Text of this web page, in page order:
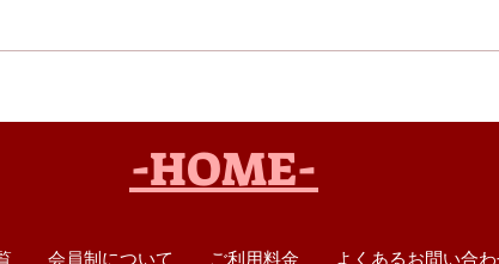
しました！
ム
-HOME-
会員制について ご利用料金 よくあるお問い合